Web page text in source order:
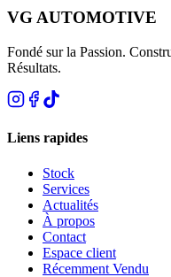
VG AUTOMOTIVE
Fondé sur la Passion.
Résultats.
Liens rapides
Stock
Services
Actualités
À propos
Contact
Espace client
Récemment Vendu